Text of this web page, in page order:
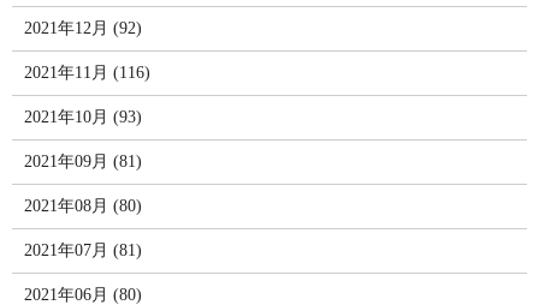
2021年12月 (92)
2021年11月 (116)
2021年10月 (93)
2021年09月 (81)
2021年08月 (80)
2021年07月 (81)
2021年06月 (80)